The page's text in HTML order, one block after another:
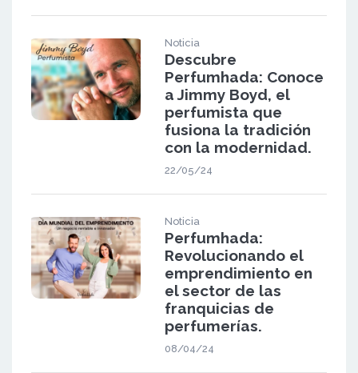
Noticia
Descubre
Perfumhada: Conoce
a Jimmy Boyd, el
perfumista que
fusiona la tradición
con la modernidad.
22/05/24
Noticia
Perfumhada:
Revolucionando el
emprendimiento en
el sector de las
franquicias de
perfumerías.
08/04/24